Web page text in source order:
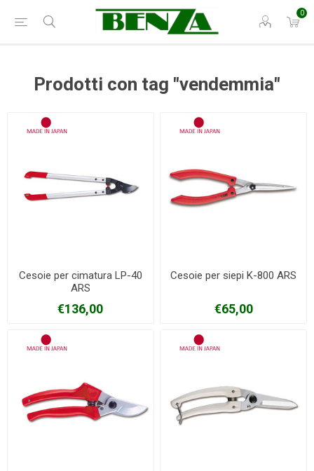
0
Prodotti con tag "vendemmia"
Cesoie per cimatura LP-40
ARS
€136,00
Cesoie per siepi K-800 ARS
€65,00